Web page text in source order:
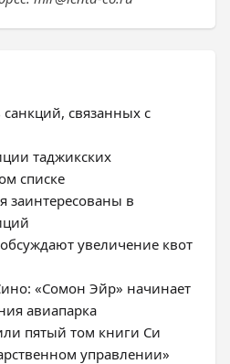
связанных с
таджикских
списке
заинтересованы в
увеличение квот
«Сомон Эйр» начинает
авиапарка
пятый том книги Си
управлении»